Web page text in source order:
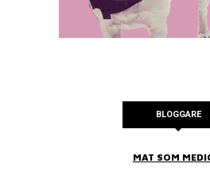
BLOGGARE
MAT SOM